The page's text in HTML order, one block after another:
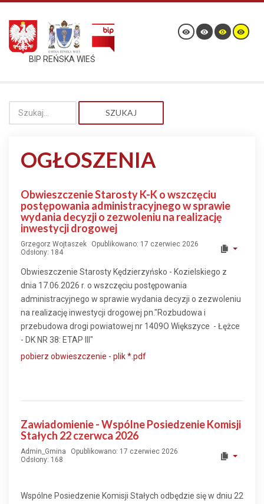
BIP REŃSKA WIEŚ
SZUKAJ
OGŁOSZENIA
Obwieszczenie Starosty K-K o wszczęciu
postępowania administracyjnego w sprawie
wydania decyzji o zezwoleniu na realizację
inwestycji drogowej
Grzegorz Wojtaszek
Opublikowano: 17 czerwiec 2026
Odsłony: 184
Obwieszczenie Starosty Kędzierzyńsko - Kozielskiego z
dnia 17.06.2026 r. o wszczęciu postępowania
administracyjnego w sprawie wydania decyzji o zezwoleniu
na realizację inwestycji drogowej pn."Rozbudowa i
przebudowa drogi powiatowej nr 1409O Większyce - Łężce
- DK NR 38: ETAP III"
pobierz obwieszczenie - plik *.pdf
Zawiadomienie - Wspólne Posiedzenie Komisji
Stałych 22 czerwca 2026
Admin_Gmina
Opublikowano: 17 czerwiec 2026
Odsłony: 168
Wspólne Posiedzenie Komisji Stałych odbędzie się w dniu 22